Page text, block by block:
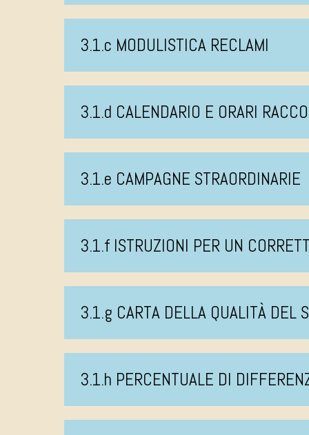
3.1.c MODULISTICA RECLAMI
3.1.d CALENDARIO E ORARI
3.1.e CAMPAGNE STRAORDINARIE
3.1.f ISTRUZIONI PER UN
3.1.g CARTA DELLA QUALITÀ DEL
3.1.h PERCENTUALE DI